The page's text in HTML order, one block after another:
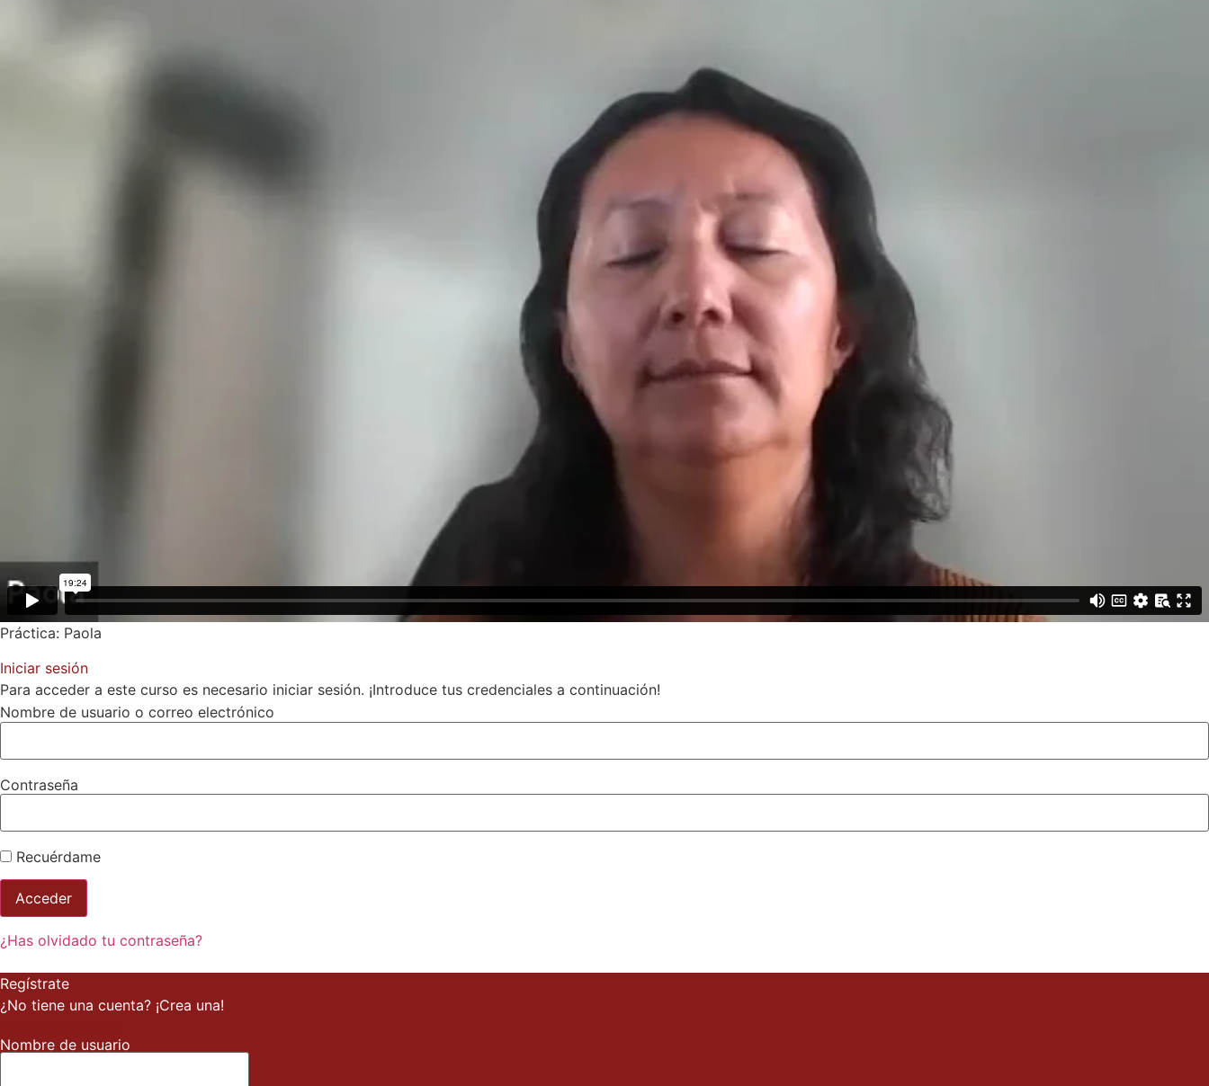
Práctica: Paola
Iniciar sesión
Para acceder a este curso es necesario iniciar sesión. ¡Introduce tus credenciales a continuación!
Nombre de usuario o correo electrónico
Contraseña
Recuérdame
¿Has olvidado tu contraseña?
Regístrate
¿No tiene una cuenta? ¡Crea una!
Nombre de usuario